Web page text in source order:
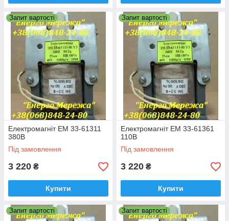
Запит вартості
Електромагніт ЕМ 33-61311
380В
Під замовлення
3 220 ₴
Купити
Запит вартості
Електромагніт ЕМ 33-61361
110В
Під замовлення
3 220 ₴
Купити
Запит вартості Запит вартості